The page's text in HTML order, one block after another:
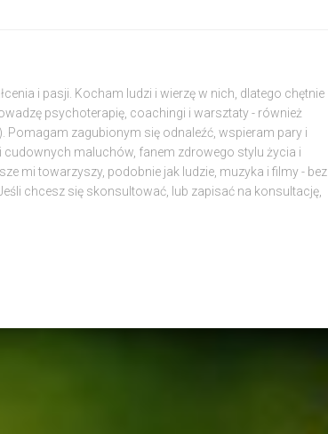
i pasji. Kocham ludzi i wierzę w nich, dlatego chętnie
psychoterapię, coachingi i warsztaty - również
Pomagam zagubionym się odnaleźć, wspieram pary i
maluchów, fanem zdrowego stylu życia i
mi towarzyszy, podobnie jak ludzie, muzyka i filmy - bez
chcesz się skonsultować, lub zapisać na konsultację,